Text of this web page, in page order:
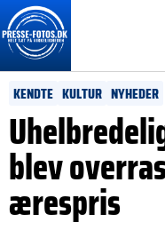
KENDTE KULTUR NYHEDER
blev
ærespris